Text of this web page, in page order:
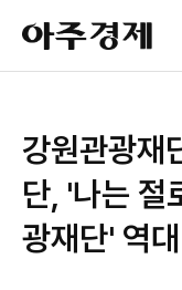
아
주
경
강원관광재
단, '나는
광재단' 역